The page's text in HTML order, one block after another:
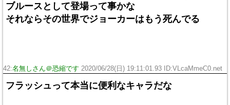
ブルースとして登場って事かな
それならその世界でジョーカーはもう死んでる
42:名無しさん＠恐縮です 2020/06/28(日) 19:11:01.93 ID:VLcaMmeC0.net
フラッシュって本当に便利なキャラだな